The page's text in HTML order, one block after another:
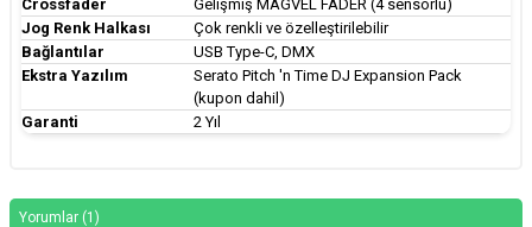
Crossfader
Gelişmiş MAGVEL FADER (4 sensörlü)
Jog Renk Halkası
Çok renkli ve özelleştirilebilir
Bağlantılar
USB Type-C, DMX
Ekstra Yazılım
Serato Pitch 'n Time DJ Expansion Pack
(kupon dahil)
Garanti
2 Yıl
Yorumlar (1)